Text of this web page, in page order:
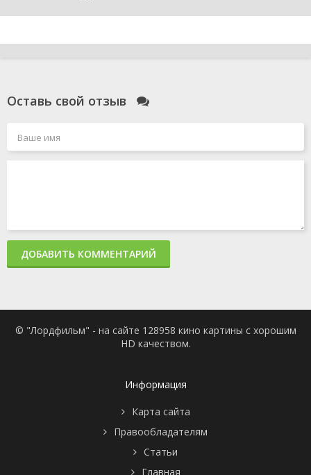
Оставь свой отзыв
ДОБАВИТЬ КОММЕНТАРИЙ
© "Лордфильм" - на сайте 128958 кино картины с хорошим
HD качеством.
Информация
Карта сайта
Правообладателям
Статьи
Главная